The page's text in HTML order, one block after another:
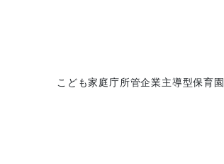
こども家庭庁所管企業主導型保育園